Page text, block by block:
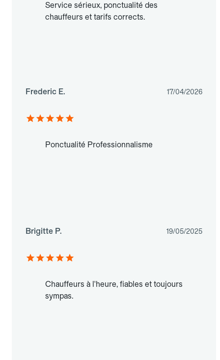
Service sérieux, ponctualité des
chauffeurs et tarifs corrects.
Frederic E. 17/04/2026
Ponctualité Professionnalisme
Brigitte P. 19/05/2025
Chauffeurs à l'heure, fiables et toujours
sympas.